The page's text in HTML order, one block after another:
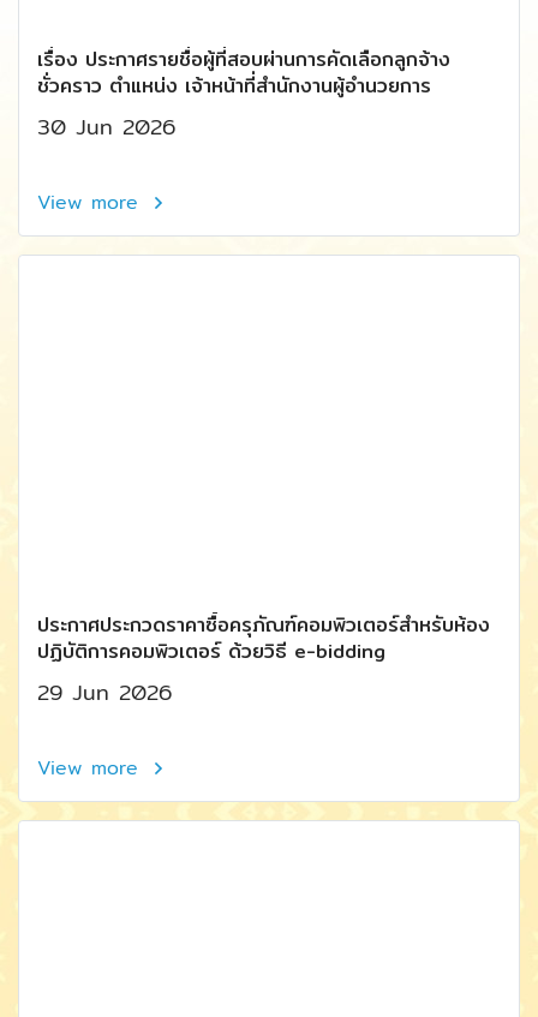
เรื่อง ประกาศรายชื่อผู้ที่สอบผ่านการคัดเลือกลูกจ้าง
ชั่วคราว ตำแหน่ง เจ้าหน้าที่สำนักงานผู้อำนวยการ
30 Jun 2026
View more
ประกาศประกวดราคาซื้อครุภัณฑ์คอมพิวเตอร์สำหรับห้อง
ปฏิบัติการคอมพิวเตอร์ ด้วยวิธี e-bidding
29 Jun 2026
View more